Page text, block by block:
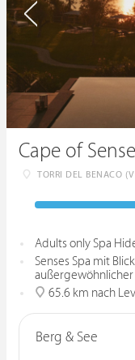
Cape of
TORRI DEL BENACO
Adults only Spa
Senses Spa mit
außergewöhnlicher
65.6 km nach
Berg & See